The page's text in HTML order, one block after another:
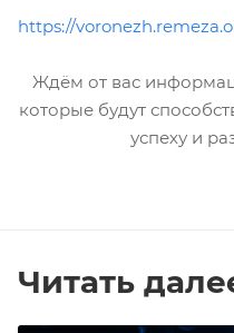
https://
Ждём от вас
которые будут
успеху и
Читать